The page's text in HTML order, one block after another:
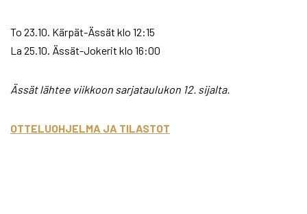
To 23.10. Kärpät-Ässät klo 12:15
La 25.10. Ässät-Jokerit klo 16:00
Ässät lähtee viikkoon sarjataulukon 12. sijalta.
OTTELUOHJELMA JA TILASTOT